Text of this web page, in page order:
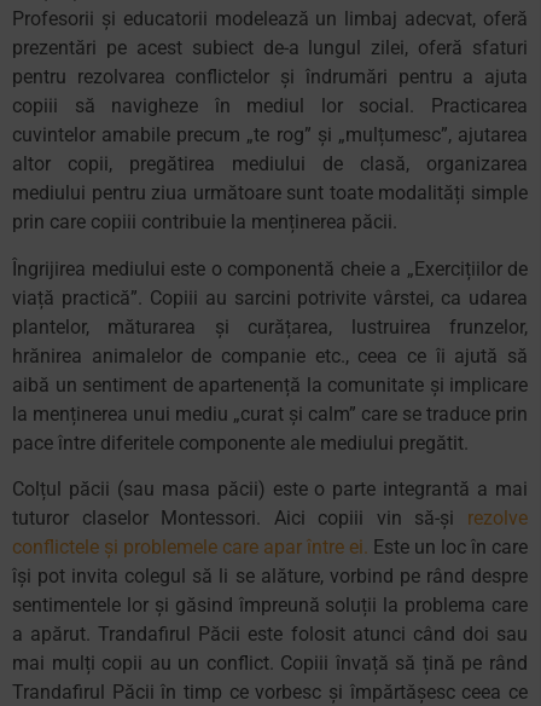
Profesorii și educatorii modelează un limbaj adecvat, oferă
prezentări pe acest subiect de-a lungul zilei, oferă sfaturi
pentru rezolvarea conflictelor și îndrumări pentru a ajuta
copiii să navigheze în mediul lor social. Practicarea
cuvintelor amabile precum „te rog” și „mulțumesc”, ajutarea
altor copii, pregătirea mediului de clasă, organizarea
mediului pentru ziua următoare sunt toate modalități simple
prin care copiii contribuie la menținerea păcii.
Îngrijirea mediului este o componentă cheie a „Exercițiilor de
viață practică”. Copiii au sarcini potrivite vârstei, ca udarea
plantelor, măturarea și curățarea, lustruirea frunzelor,
hrănirea animalelor de companie etc., ceea ce îi ajută să
aibă un sentiment de apartenență la comunitate și implicare
la menținerea unui mediu „curat și calm” care se traduce prin
pace între diferitele componente ale mediului pregătit.
Colțul păcii (sau masa păcii) este o parte integrantă a mai
tuturor claselor Montessori. Aici copiii vin să-și rezolve
conflictele și problemele care apar între ei. Este un loc în care
își pot invita colegul să li se alăture, vorbind pe rând despre
sentimentele lor și găsind împreună soluții la problema care
a apărut. Trandafirul Păcii este folosit atunci când doi sau
mai mulți copii au un conflict. Copiii învață să țină pe rând
Trandafirul Păcii în timp ce vorbesc și împărtășesc ceea ce